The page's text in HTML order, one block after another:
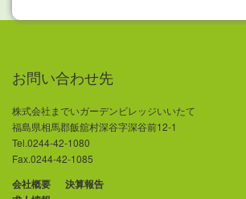
お問い合わせ先
株式会社までいガーデンビレッジいいたて
福島県相馬郡飯舘村深谷字深谷前12-1
Tel.0244-42-1080
Fax.0244-42-1085
会社概要
決算報告